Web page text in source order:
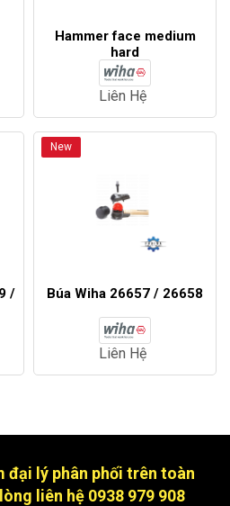
Hammer face medium
hard
Liên Hệ
/
New
Búa Wiha 26657 / 26658
Liên Hệ
đại lý phân phối trên toàn
liên hệ 0938 979 908